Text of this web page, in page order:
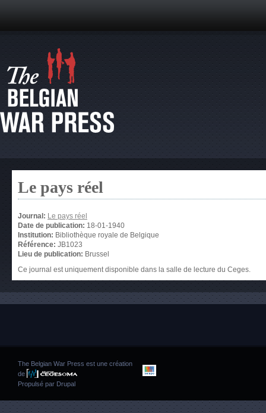
Le pays réel
Journal: Le pays réel
Date de publication: 18-01-1940
Institution: Bibliothèque royale de Belgique
Référence: JB1023
Lieu de publication: Brussel
Ce journal est uniquement disponible dans la salle de lecture du Ceges.
The Belgian War Press est une création
de
Propulsé par Drupal